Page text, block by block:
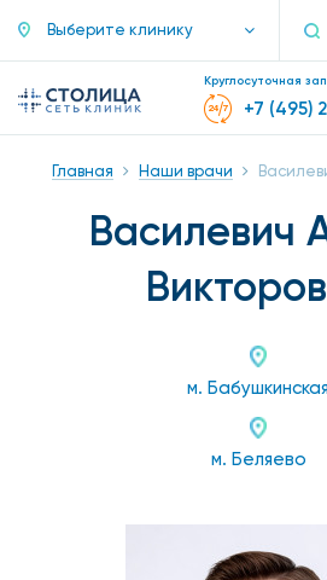
Выберите клинику
Круглосуточная
+7 (495)
Главная Наши врачи
Василевич
м. Бабушкинская
м. Беляево